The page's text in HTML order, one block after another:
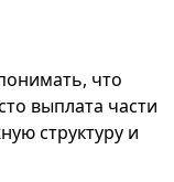
что
выплата части
структуру и